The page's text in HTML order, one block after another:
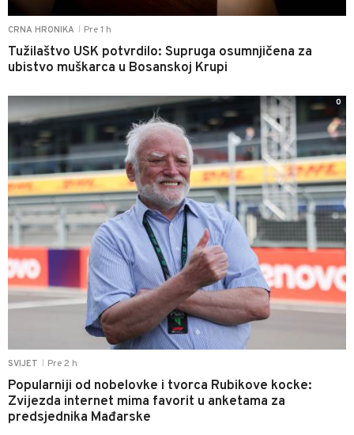
CRNA HRONIKA Pre 1 h
Tužilaštvo USK potvrdilo: Supruga osumnjičena za
ubistvo muškarca u Bosanskoj Krupi
SVIJET Pre 2 h
Popularniji od nobelovke i tvorca Rubikove kocke:
Zvijezda internet mima favorit u anketama za
predsjednika Mađarske
0